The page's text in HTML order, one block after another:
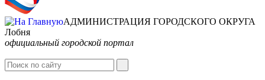
АДМИНИСТРАЦИЯ ГОРОДСКОГО ОКРУГА
Лобня
официальный городской портал